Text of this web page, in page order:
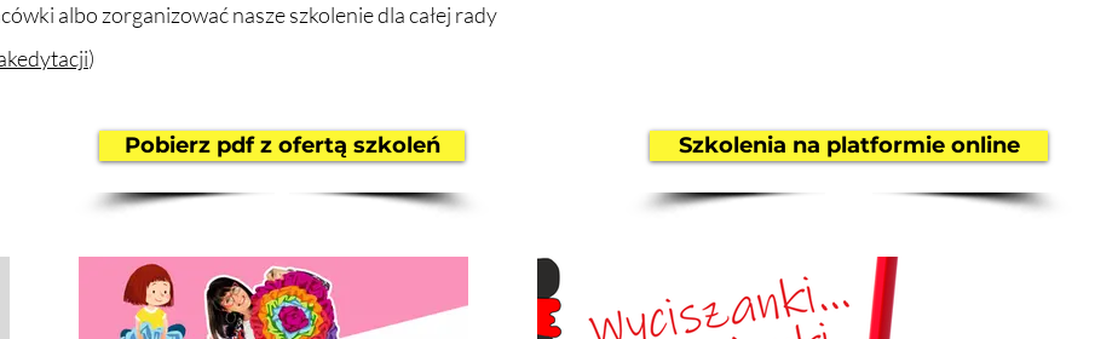
albo zorganizować nasze szkolenie dla całej rady
)
Pobierz pdf z ofertą szkoleń Szkolenia na platformie online